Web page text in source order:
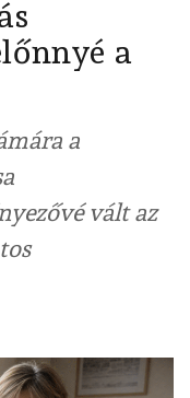
a
a
vált az